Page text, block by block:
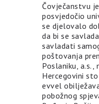
Čovječanstvu
posvjedočio
se djelovalo
da bi se
savladati
poštovanja
Poslaniku, a.s.,
Hercegovini
evvel
pobožnog